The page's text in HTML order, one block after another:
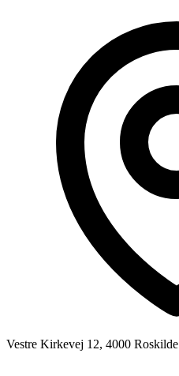
Vestre Kirkevej 12, 4000 Roskilde